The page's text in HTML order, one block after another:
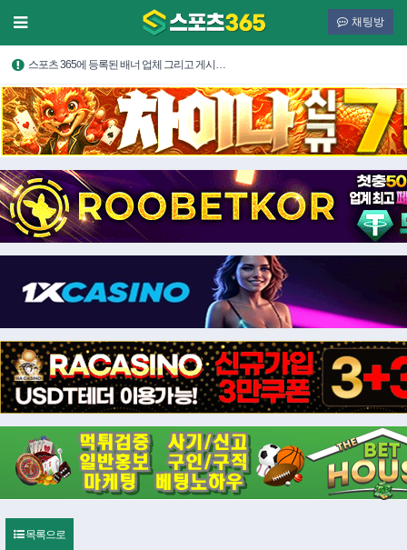
채팅방
스포츠 365에 등록된 배너 업체 그리고 게시…
목록으로